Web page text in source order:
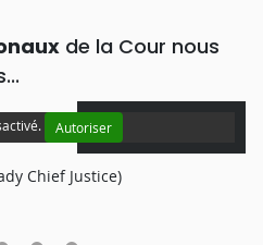
de la Cour nous
Autoriser
Chief Justice)